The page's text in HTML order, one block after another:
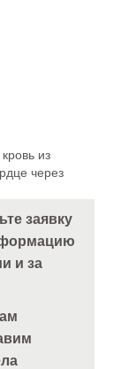
из
через
заявку
и за